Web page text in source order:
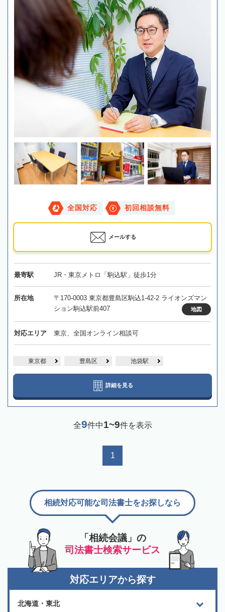
全国対応 初回相談無料
メールする
最寄駅 JR・東京メトロ「駒込駅」徒歩1分
所在地
〒170-0003 東京都豊島区駒込1-42-2 ライオンズマン
ション駒込駅前407
地図
対応エリア 東京、全国オンライン相談可
東京都 豊島区 池袋駅
詳細を見る
全9件中1~9件を表示
1
「相続会議」の
司法書士検索サービス
相続対応可能な司法書士をお探しなら
対応エリアから探す
北海道・東北